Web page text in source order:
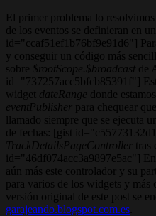
El primer problema lo
de los eventos se definieran en
id="ccaf51ef1b76bf9e91d6"]
y conseguir un código más
sobre $rootScope.$broadcast de
id="737257acc5bfcb85391f"]
widget dateRange donde
eventPublisher para chequear
llamado siempre que se ejecuta
de fechas: [gist
TrackDetailsPageController tras
id="46df074acc3a9897e5ac"]
aún más este controlador y su
para varios de los widgets y
versión original de este post se
garajeando.blogspot.com.es